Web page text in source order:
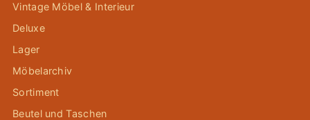
Vintage Möbel & Interieur
Deluxe
Lager
Möbelarchiv
Sortiment
Beutel und Taschen